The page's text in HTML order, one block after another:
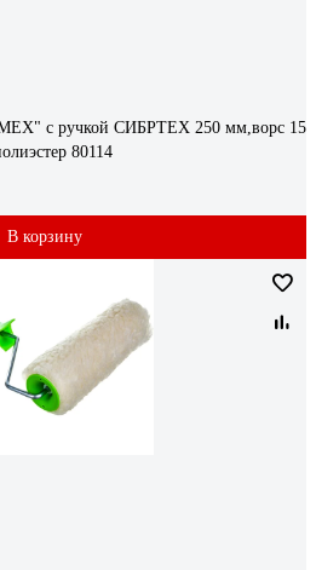
с ручкой СИБРТЕХ 250 мм,ворс 15
80114
В корзину